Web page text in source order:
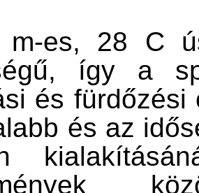
es, 28 C
így a
és
és az